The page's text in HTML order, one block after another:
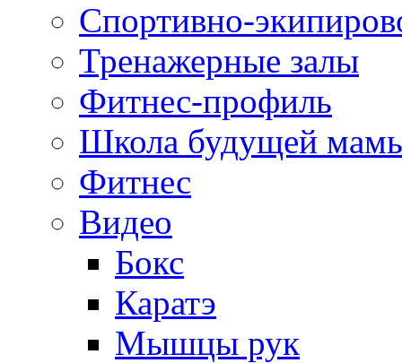
Спортивно-
Тренажерные залы
Фитнес-профиль
Школа будущей
Фитнес
Видео
Бокс
Каратэ
Мышцы рук